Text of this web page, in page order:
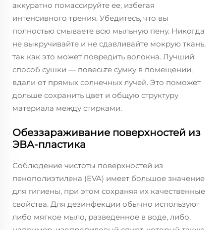
аккуратно помассируйте ее, избегая
интенсивного трения. Убедитесь, что вы
полностью смываете всю мыльную пену. Никогда
не выкручивайте и не сдавливайте мокрую ткань,
так как это может повредить волокна. Лучший
способ сушки — повесьте сумку в помещении,
вдали от прямых солнечных лучей. Это поможет
дольше сохранить цвет и общую структуру
материала между стирками.
Обеззараживание поверхностей из
ЭВА-пластика
Соблюдение чистоты поверхностей из
пенополиэтилена (EVA) имеет большое значение
для гигиены, при этом сохраняя их качественные
свойства. Для дезинфекции обычно используют
либо мягкое мыло, разведенное в воде, либо,